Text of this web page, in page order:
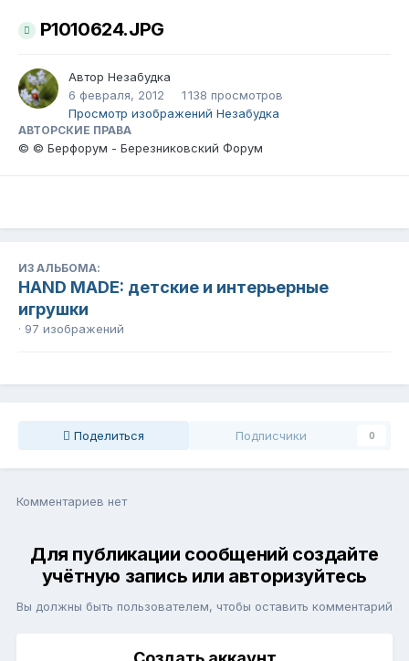
P1010624.JPG
Автор Незабудка
6 февраля, 2012
1 138 просмотров
Просмотр изображений Незабудка
АВТОРСКИЕ ПРАВА
© © Берфорум - Березниковский Форум
ИЗ АЛЬБОМА:
HAND MADE: детские и интерьерные
игрушки
· 97 изображений
Поделиться Подписчики 0
Комментариев нет
Для публикации сообщений создайте
учётную запись или авторизуйтесь
Вы должны быть пользователем, чтобы оставить комментарий